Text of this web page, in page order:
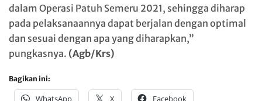
dalam Operasi Patuh Semeru 2021, sehingga diharap
pada pelaksanaannya dapat berjalan dengan optimal
dan sesuai dengan apa yang diharapkan,”
pungkasnya. (Agb/Krs)
Bagikan ini: